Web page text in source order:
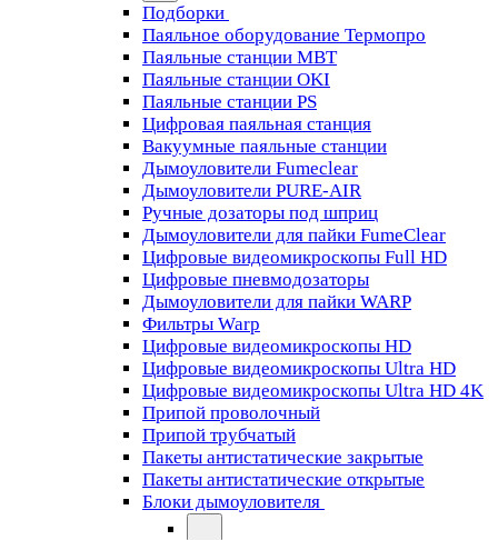
Подборки
Паяльное оборудование Термопро
Паяльные станции MBT
Паяльные станции OKI
Паяльные станции PS
Цифровая паяльная станция
Вакуумные паяльные станции
Дымоуловители Fumeclear
Дымоуловители PURE-AIR
Ручные дозаторы под шприц
Дымоуловители для пайки FumeClear
Цифровые видеомикроскопы Full HD
Цифровые пневмодозаторы
Дымоуловители для пайки WARP
Фильтры Warp
Цифровые видеомикроскопы HD
Цифровые видеомикроскопы Ultra HD
Цифровые видеомикроскопы Ultra HD 4K
Припой проволочный
Припой трубчатый
Пакеты антистатические закрытые
Пакеты антистатические открытые
Блоки дымоуловителя